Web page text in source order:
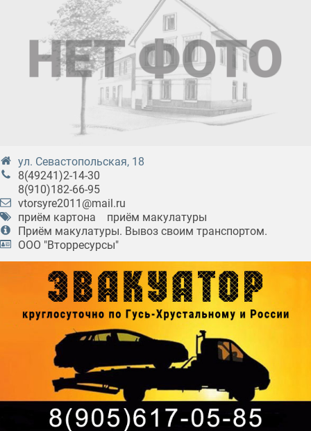
ул. Севастопольская, 18
8(49241)2-14-30
8(910)182-66-95
vtorsyre2011@mail.ru
приём картона
приём макулатуры
Приём макулатуры. Вывоз своим транспортом.
ООО "Вторресурсы"